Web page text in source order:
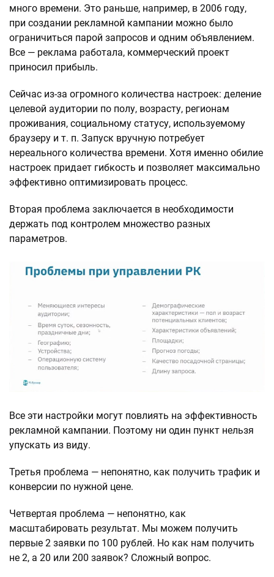
много времени. Это раньше, например, в 2006 году,
при создании рекламной кампании можно было
ограничиться парой запросов и одним объявлением.
Все — реклама работала, коммерческий проект
приносил прибыль.
Сейчас из-за огромного количества настроек: деление
целевой аудитории по полу, возрасту, регионам
проживания, социальному статусу, используемому
браузеру и т. п. Запуск вручную потребует
нереального количества времени. Хотя именно обилие
настроек придает гибкость и позволяет максимально
эффективно оптимизировать процесс.
Вторая проблема заключается в необходимости
держать под контролем множество разных
параметров.
Все эти настройки могут повлиять на эффективность
рекламной кампании. Поэтому ни один пункт нельзя
упускать из виду.
Третья проблема — непонятно, как получить трафик и
конверсии по нужной цене.
Четвертая проблема — непонятно, как
масштабировать результат. Мы можем получить
первые 2 заявки по 100 рублей. Но как нам получить
не 2, а 20 или 200 заявок? Сложный вопрос.